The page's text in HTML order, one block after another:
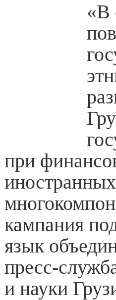
«В
при
кампания
язык
пресс-
и науки